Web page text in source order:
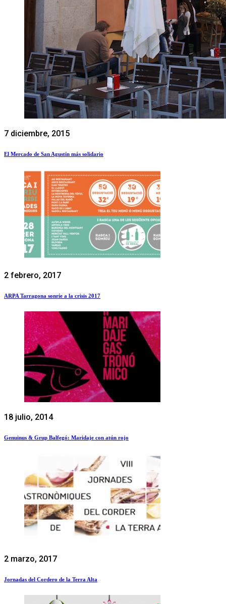
7 diciembre, 2015
El Mercado de San Agustín más solidario
2 febrero, 2017
ARPA Tarragona sonríe a la crisis 2017
18 julio, 2014
Genuinus & Grup Balfegó: Maridaje con atún rojo
2 marzo, 2017
Jornadas del Cordero de la Terra Alta